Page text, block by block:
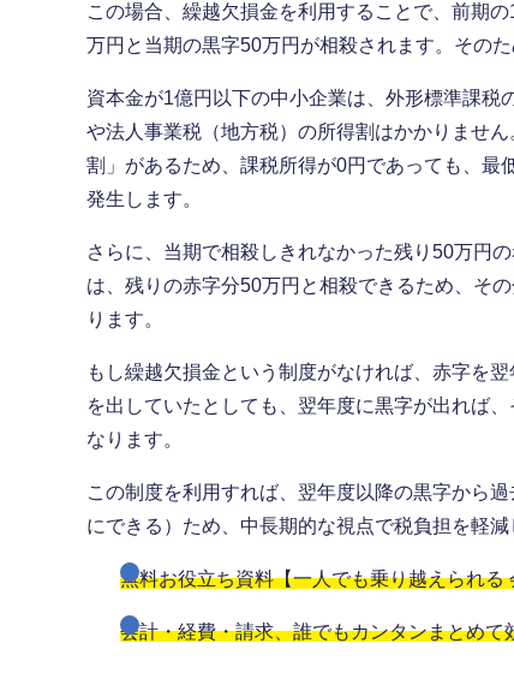
この場合、繰越欠損金を利用することで、前期
万円と当期の黒字50万円が相殺されます。その
資本金が1億円以下の中小企業は、外形標準課税
や法人事業税（地方税）の所得割はかかりませ
割」があるため、課税所得が0円であっても、
発生します。
さらに、当期で相殺しきれなかった残り50万円
は、残りの赤字分50万円と相殺できるため、そ
ります。
もし繰越欠損金という制度がなければ、赤字を
を出していたとしても、翌年度に黒字が出れば
なります。
この制度を利用すれば、翌年度以降の黒字から
にできる）ため、中長期的な視点で税負担を軽
無料お役立ち資料【一人でも乗り越えられ
会計・経費・請求、誰でもカンタンまとめ